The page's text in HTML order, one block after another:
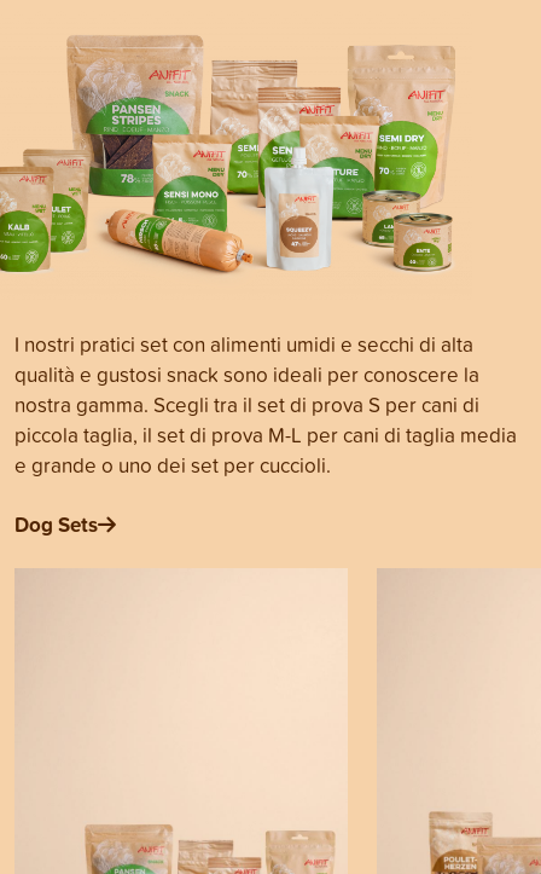
I nostri pratici set con alimenti umidi e secchi di alta
qualità e gustosi snack sono ideali per conoscere la
nostra gamma. Scegli tra il set di prova S per cani di
piccola taglia, il set di prova M-L per cani di taglia media
e grande o uno dei set per cuccioli.
Dog Sets